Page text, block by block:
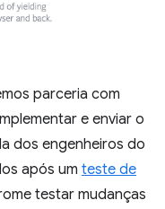
parceria com
e enviar o
dos engenheiros do
após um teste de
testar mudanças